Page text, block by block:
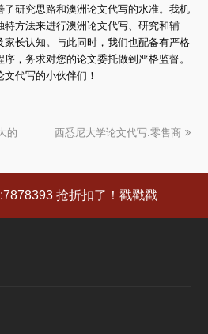
了研究思路和澳洲论文代写的水准。我机
特方法来进行澳洲论文代写、研究和辅
家长认知。与此同时，我们也配备有严格
，务求对您的论文委托做到严格监督。
代写的小伙伴们！
的
下
章:
西悉尼大学论文代写:零售商
抢折扣了！戳戳戳